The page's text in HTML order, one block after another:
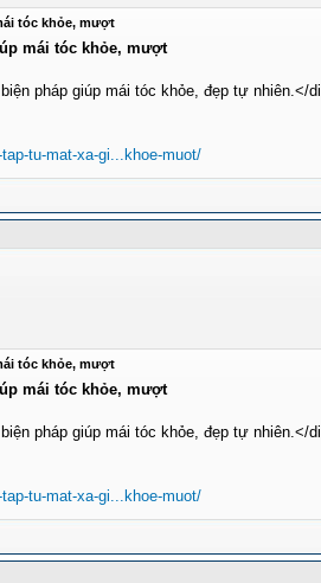
tóc khỏe, mượt
mái tóc khỏe, mượt
pháp giúp mái tóc khỏe, đẹp tự nhiên.</
tu-mat-xa-gi...khoe-muot/
tóc khỏe, mượt
mái tóc khỏe, mượt
pháp giúp mái tóc khỏe, đẹp tự nhiên.</
tu-mat-xa-gi...khoe-muot/